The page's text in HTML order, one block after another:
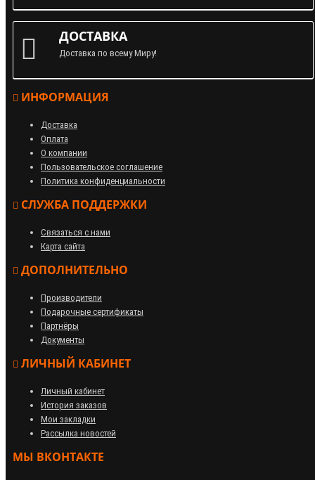
ДОСТАВКА
Доставка по всему Миру!
ИНФОРМАЦИЯ
Доставка
Оплата
О компании
Пользовательское соглашение
Политика конфиденциальности
СЛУЖБА ПОДДЕРЖКИ
Связаться с нами
Карта сайта
ДОПОЛНИТЕЛЬНО
Производители
Подарочные сертификаты
Партнёры
Документы
ЛИЧНЫЙ КАБИНЕТ
Личный кабинет
История заказов
Мои закладки
Рассылка новостей
МЫ ВКОНТАКТЕ